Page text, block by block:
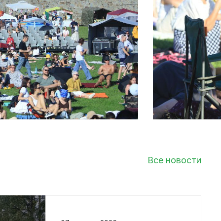
Документы
Утвержденные документы
Экспертиза НПА
Публичные слушания и
общественные обсуждения
Оценка регулирующего
воздействия
Проекты правовых актов
Противодействие коррупции
Все новости